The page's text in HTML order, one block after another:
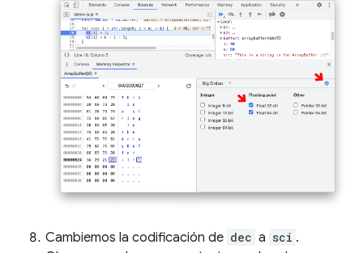
Cambiemos la codificación de dec a sci .